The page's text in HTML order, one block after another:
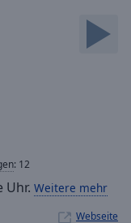
: 12
Uhr. Weitere mehr
Webseite